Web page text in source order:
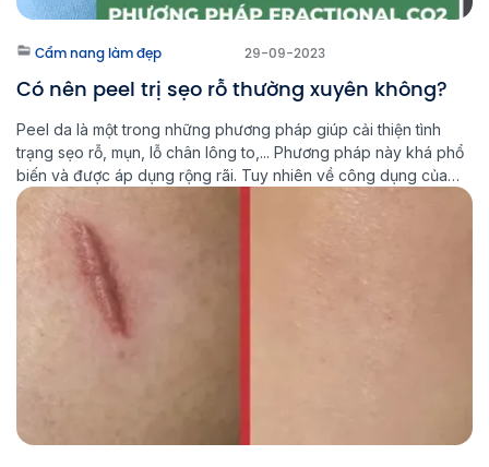
Cẩm nang làm đẹp 29-09-2023
Có nên peel trị sẹo rỗ thường xuyên không?
Peel da là một trong những phương pháp giúp cải thiện tình
trạng sẹo rỗ, mụn, lỗ chân lông to,... Phương pháp này khá phổ
biến và được áp dụng rộng rãi. Tuy nhiên về công dụng của
phương pháp này còn phụ thuộc vào nhiều yếu tố khác nhau.
Vậy có nên peel trị […]